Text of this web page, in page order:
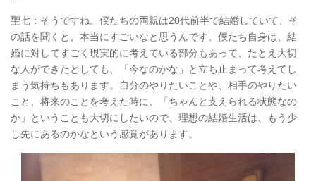
聖七：そうですね。僕たちの両親は20代前半で結婚していて、そ
の話を聞くと、本当にすごいなと思うんです。僕たち自身は、結
婚に対してすごく現実的に考えている部分もあって、たとえ大切
な人ができたとしても、「今なのかな」と立ち止まって考えてし
まう気持ちもあります。自分のやりたいことや、相手のやりたい
こと、将来のことを考えた時に、「ちゃんと支えられる状態なの
か」ということも大切にしたいので、理想の結婚生活は、もう少
し先にあるのかなという感覚があります。